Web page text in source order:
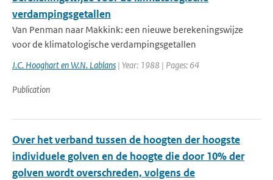
verdampingsgetallen
Van Penman naar Makkink: een nieuwe berekeningswijze
voor de klimatologische verdampingsgetallen
J.C. Hooghart en W.N. Lablans | Year: 1988 | Pages: 64
Publication
Over het verband tussen de hoogten der hoogste
individuele golven en de hoogte die door 10% der
golven wordt overschreden, volgens de